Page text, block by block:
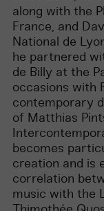
along with the
France, and
National de
he partnered
de Billy at the
occasions with
contemporary
of Matthias
becomes
creation and is
correlation
music with the